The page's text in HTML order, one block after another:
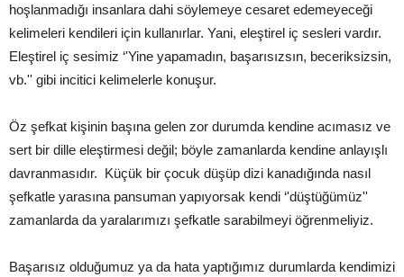
hoşlanmadığı insanlara dahi söylemeye cesaret edemeyeceği
kelimeleri kendileri için kullanırlar. Yani, eleştirel iç sesleri vardır.
Eleştirel iç sesimiz ‘'Yine yapamadın, başarısızsın, beceriksizsin,
vb.'' gibi incitici kelimelerle konuşur.
Öz şefkat kişinin başına gelen zor durumda kendine acımasız ve
sert bir dille eleştirmesi değil; böyle zamanlarda kendine anlayışlı
davranmasıdır. Küçük bir çocuk düşüp dizi kanadığında nasıl
şefkatle yarasına pansuman yapıyorsak kendi ‘'düştüğümüz''
zamanlarda da yaralarımızı şefkatle sarabilmeyi öğrenmeliyiz.
Başarısız olduğumuz ya da hata yaptığımız durumlarda kendimizi